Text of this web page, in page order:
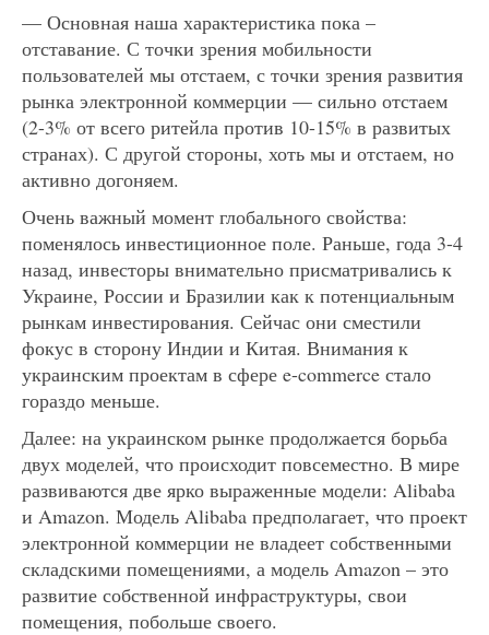
— Основная наша характеристика пока –
отставание. С точки зрения мобильности
пользователей мы отстаем, с точки зрения развития
рынка электронной коммерции — сильно отстаем
(2-3% от всего ритейла против 10-15% в развитых
странах). С другой стороны, хоть мы и отстаем, но
активно догоняем.
Очень важный момент глобального свойства:
поменялось инвестиционное поле. Раньше, года 3-4
назад, инвесторы внимательно присматривались к
Украине, России и Бразилии как к потенциальным
рынкам инвестирования. Сейчас они сместили
фокус в сторону Индии и Китая. Внимания к
украинским проектам в сфере e-commerce стало
гораздо меньше.
Далее: на украинском рынке продолжается борьба
двух моделей, что происходит повсеместно. В мире
развиваются две ярко выраженные модели: Alibaba
и Amazon. Модель Alibaba предполагает, что проект
электронной коммерции не владеет собственными
складскими помещениями, а модель Amazon – это
развитие собственной инфраструктуры, свои
помещения, побольше своего.